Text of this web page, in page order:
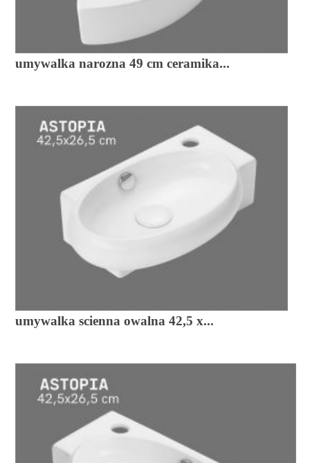
umywalka narozna 49 cm ceramika...
umywalka scienna owalna 42,5 x...